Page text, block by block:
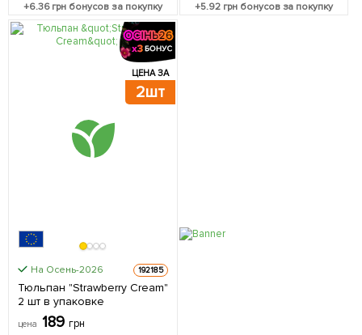
+6.36грн бонусов за покупку +5.92грн бонусов за покупку
ЦЕНА ЗА
2шт
На Осень-2026 192185
Тюльпан "Strawberry Cream"
2 шт в упаковке
цена 189 грн